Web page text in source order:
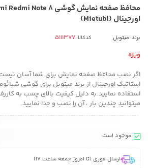
اورجینال (Mietubl)
برند: میتوبل کدکالا:
ویژه
اگر نصب محافظ صفحه نمایش برای شما آسان
استفاده نمایید.به دلیل کیفیت بالای چسب به
میتوانید چندین بار ، آن را نصب و جدا نمایید.
موجود است
ارسال فوری (تا امروز جمعه ساعت 17)